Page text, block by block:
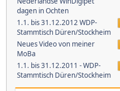
dagen in Ochten
1.1. bis 31.12.2012 WDP-
Stammtisch Düren/Stockheim
Neues Video von meiner
MoBa
1.1. bis 31.12.2011 - WDP-
Stammtisch Düren/Stockheim